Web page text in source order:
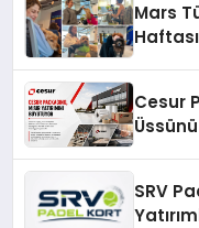
Mars
Cesur
SRV